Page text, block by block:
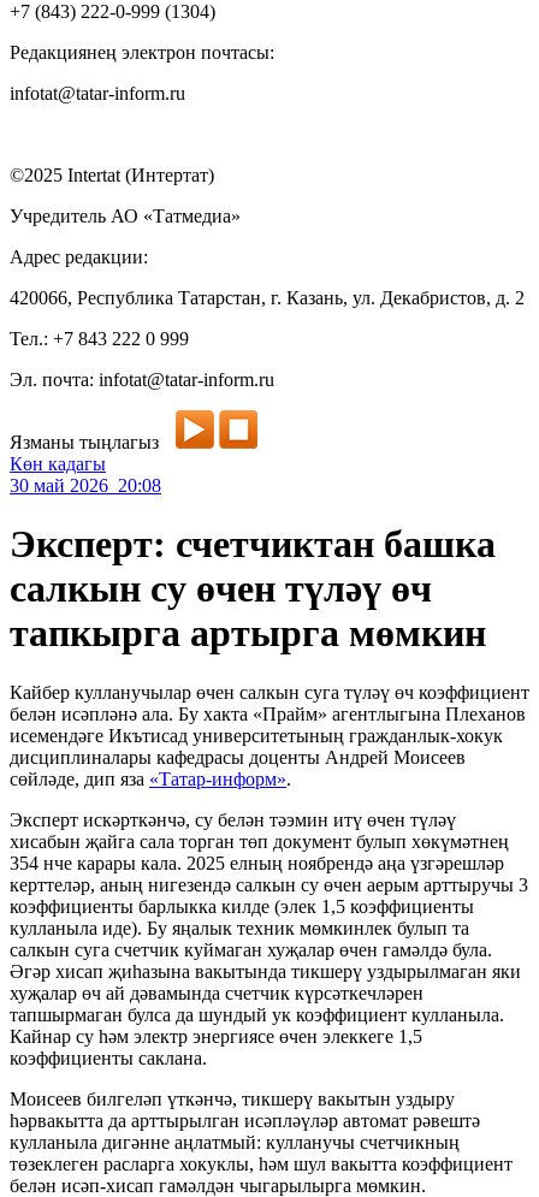
+7 (843) 222-0-999 (1304)
Редакциянең электрон почтасы:
infotat@tatar-inform.ru
©2025 Intertat (Интертат)
Учредитель АО «Татмедиа»
Адрес редакции:
420066, Республика Татарстан, г. Казань, ул. Декабристов, д. 2
Тел.: +7 843 222 0 999
Эл. почта: infotat@tatar-inform.ru
Язманы тыңлагыз
Көн кадагы
30 май 2026 20:08
Эксперт: счетчиктан башка
салкын су өчен түләү өч
тапкырга артырга мөмкин
Кайбер кулланучылар өчен салкын суга түләү өч коэффициент
белән исәпләнә ала. Бу хакта «Прайм» агентлыгына Плеханов
исемендәге Икътисад университетының гражданлык-хокук
дисциплиналары кафедрасы доценты Андрей Моисеев
сөйләде, дип яза «Татар-информ».
Эксперт искәрткәнчә, су белән тәэмин итү өчен түләү
хисабын җайга сала торган төп документ булып хөкүмәтнең
354 нче карары кала. 2025 елның ноябрендә аңа үзгәрешләр
керттеләр, аның нигезендә салкын су өчен аерым арттыручы 3
коэффициенты барлыкка килде (элек 1,5 коэффициенты
кулланыла иде). Бу яңалык техник мөмкинлек булып та
салкын суга счетчик куймаган хуҗалар өчен гамәлдә була.
Әгәр хисап җиһазына вакытында тикшерү уздырылмаган яки
хуҗалар өч ай дәвамында счетчик күрсәткечләрен
тапшырмаган булса да шундый ук коэффициент кулланыла.
Кайнар су һәм электр энергиясе өчен элеккеге 1,5
коэффициенты саклана.
Моисеев билгеләп үткәнчә, тикшерү вакытын уздыру
һәрвакытта да арттырылган исәпләүләр автомат рәвештә
кулланыла дигәнне аңлатмый: кулланучы счетчикның
төзеклеген расларга хокуклы, һәм шул вакытта коэффициент
белән исәп-хисап гамәлдән чыгарылырга мөмкин.